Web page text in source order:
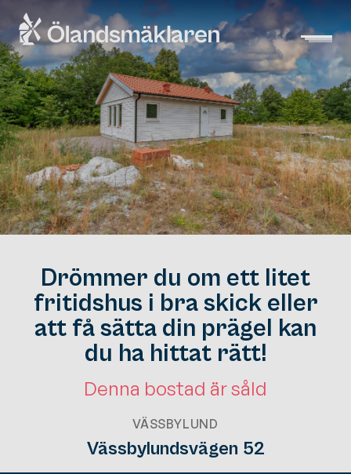
Drömmer du om ett litet
fritidshus i bra skick eller
att få sätta din prägel kan
du ha hittat rätt!
Denna bostad är såld
Vässbylundsvägen 52
VÄSSBYLUND